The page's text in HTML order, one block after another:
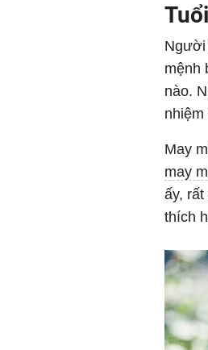
Người
mệnh
nào.
May
may
ấy,
thích